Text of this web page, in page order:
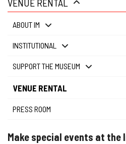
VENUE RENTAL
ABOUT IM
INSTITUTIONAL
SUPPORT THE MUSEUM
VENUE RENTAL
PRESS ROOM
Make special events at the